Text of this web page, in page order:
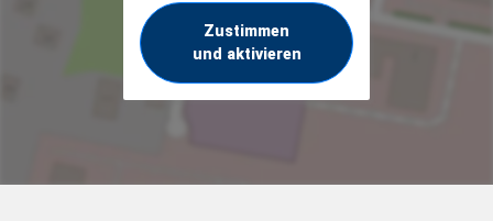
Zustimmen
und aktivieren